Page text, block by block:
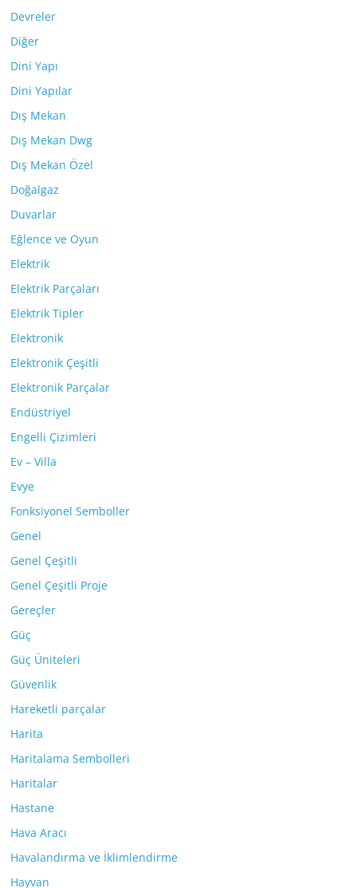
Devreler
Diğer
Dini Yapı
Dini Yapılar
Dış Mekan
Dış Mekan Dwg
Dış Mekan Özel
Doğalgaz
Duvarlar
Eğlence ve Oyun
Elektrik
Elektrik Parçaları
Elektrik Tipler
Elektronik
Elektronik Çeşitli
Elektronik Parçalar
Endüstriyel
Engelli Çizimleri
Ev – Villa
Evye
Fonksiyonel Semboller
Genel
Genel Çeşitli
Genel Çeşitli Proje
Gereçler
Güç
Güç Üniteleri
Güvenlik
Hareketli parçalar
Harita
Haritalama Sembolleri
Haritalar
Hastane
Hava Aracı
Havalandırma ve İklimlendirme
Hayvan